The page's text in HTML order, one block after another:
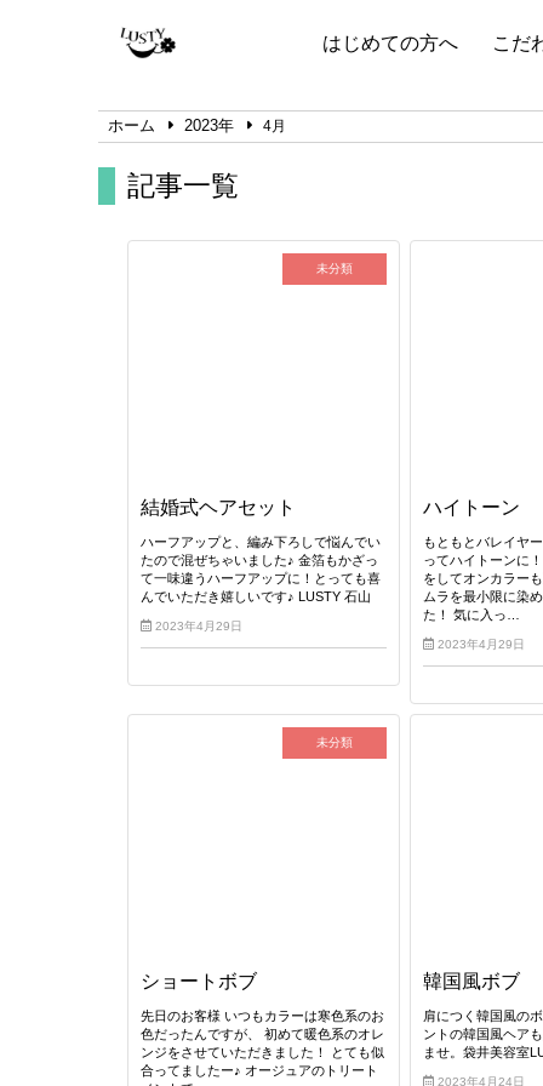
はじめての方へ こだ
ホーム 2023年 4月
記事一覧
未分類
結婚式ヘアセット
ハーフアップと、編み下ろしで悩んでい
たので混ぜちゃいました♪ 金箔もかざっ
て一味違うハーフアップに！とっても喜
んでいただき嬉しいです♪ LUSTY 石山
2023年4月29日
ハイトーン
もともとバレイヤ
ってハイトーンに
をしてオンカラー
ムラを最小限に染
た！ 気に入っ…
2023年4月29日
未分類
ショートボブ
先日のお客様 いつもカラーは寒色系のお
色だったんですが、 初めて暖色系のオレ
ンジをさせていただきました！ とても似
合ってましたー♪ オージュアのトリート
韓国風ボブ
肩につく韓国風の
ントの韓国風ヘア
ませ。袋井美容室
2023年4月24日